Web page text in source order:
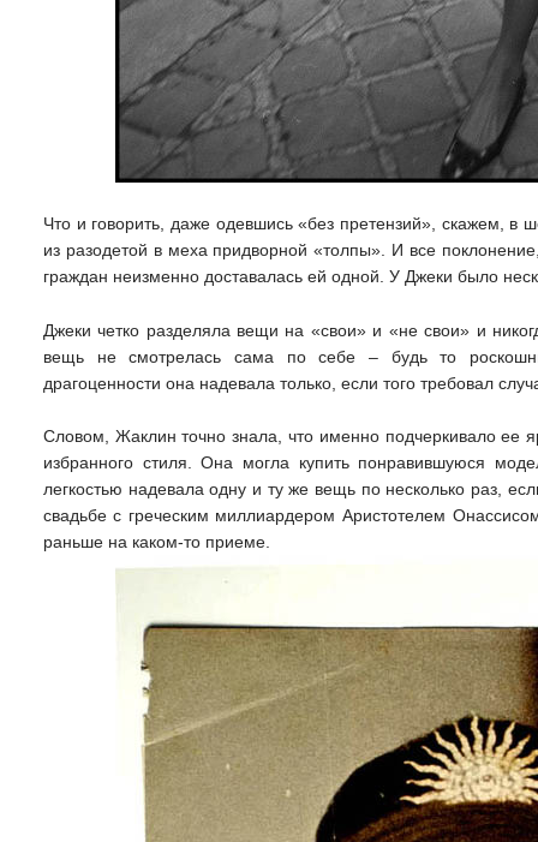
Что и говорить, даже одевшись «без претензий», скажем, в
из разодетой в меха придворной «толпы». И все
граждан неизменно доставалась ей одной. У Джеки было
Джеки четко разделяла вещи на «свои» и «не свои» и
вещь не смотрелась сама по себе – будь то
драгоценности она надевала только, если того требовал
Словом, Жаклин точно знала, что именно подчеркивало ее
избранного стиля. Она могла купить понравившуюся
легкостью надевала одну и ту же вещь по несколько раз,
свадьбе с греческим миллиардером Аристотелем
раньше на каком-то приеме.